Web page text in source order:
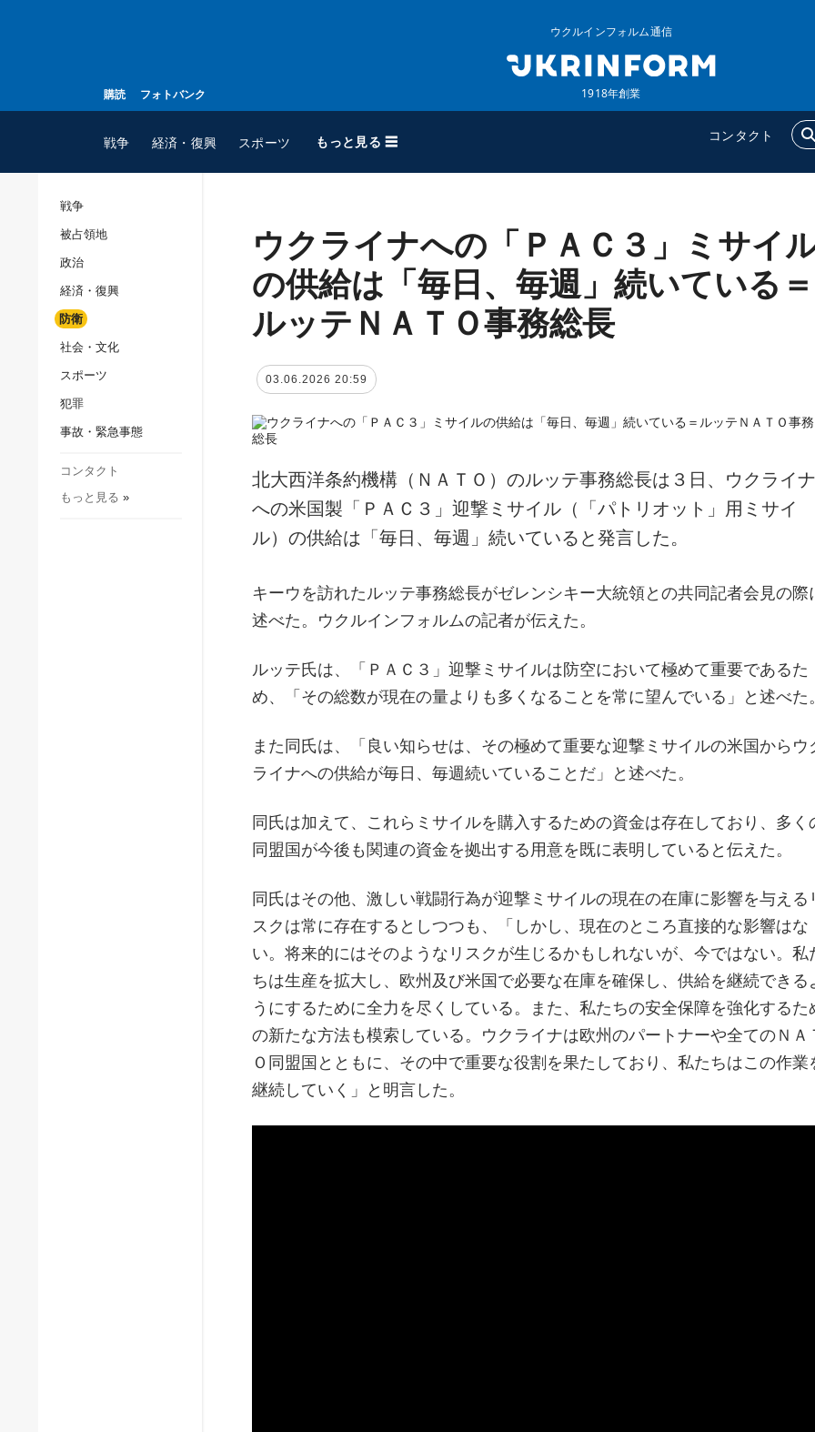
購読 フォトバンク
ウクルインフォルム通信
1918年創業
戦争 経済・復興 スポーツ もっと見る ☰ コンタクト
スポーツ
ウクルインフォルム
ウクルインフォルムについ
て
コンタクト
追加
インタビュー
戦争
被占領地
政治
経済・復興
防衛
社会・文化
スポーツ
犯罪
事故・緊急事態
コンタクト
もっと見る »
ウクライナへの「ＰＡＣ３」ミサイ
の供給は「毎日、毎週」続いている＝
ルッテＮＡＴＯ事務総長
03.06.2026 20:59
北大西洋条約機構（ＮＡＴＯ）のルッテ事務総長は３日、ウクライナ
への米国製「ＰＡＣ３」迎撃ミサイル（「パトリオット」用ミサイ
ル）の供給は「毎日、毎週」続いていると発言した。
キーウを訪れたルッテ事務総長がゼレンシキー大統領との共同記者会見の際
述べた。ウクルインフォルムの記者が伝えた。
ルッテ氏は、「ＰＡＣ３」迎撃ミサイルは防空において極めて重要であるた
め、「その総数が現在の量よりも多くなることを常に望んでいる」と述べた。
また同氏は、「良い知らせは、その極めて重要な迎撃ミサイルの米国からウ
ライナへの供給が毎日、毎週続いていることだ」と述べた。
同氏は加えて、これらミサイルを購入するための資金は存在しており、多く
同盟国が今後も関連の資金を拠出する用意を既に表明していると伝えた。
同氏はその他、激しい戦闘行為が迎撃ミサイルの現在の在庫に影響を与える
スクは常に存在するとしつつも、「しかし、現在のところ直接的な影響はな
い。将来的にはそのようなリスクが生じるかもしれないが、今ではない。私
ちは生産を拡大し、欧州及び米国で必要な在庫を確保し、供給を継続できる
うにするために全力を尽くしている。また、私たちの安全保障を強化するた
の新たな方法も模索している。ウクライナは欧州のパートナーや全てのＮＡ
Ｏ同盟国とともに、その中で重要な役割を果たしており、私たちはこの作業
継続していく」と明言した。